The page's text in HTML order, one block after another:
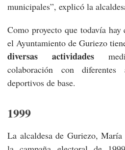
municipales”, explicó la
Como proyecto que todavía
el Ayuntamiento de Guriezo
diversas actividades
colaboración con diferentes
deportivos de base.
La alcaldesa de Guriezo,